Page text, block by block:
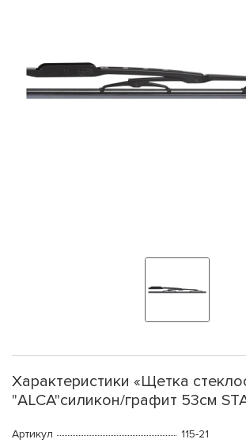
Характеристики «Щетка
"ALCA"силикон/графит 53см
Артикул
115-21